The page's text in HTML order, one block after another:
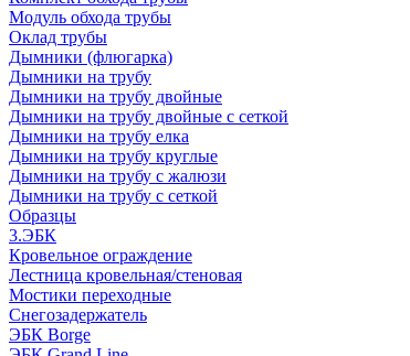
Модуль обхода трубы
Оклад трубы
Дымники (флюгарка)
Дымники на трубу
Дымники на трубу двoйные
Дымники на трубу двoйные с сеткой
Дымники на трубу елка
Дымники на трубу круглые
Дымники на трубу с жалюзи
Дымники на трубу с сеткой
Образцы
3.ЭБК
Кровельное ограждение
Лестница кровельная/стеновая
Мостики переходные
Снегозадержатель
ЭБК Borge